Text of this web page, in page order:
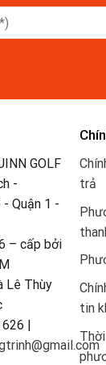
GOLF
-
- Quận 1 -
– cấp bởi
Lê Thùy
|
trả
tin